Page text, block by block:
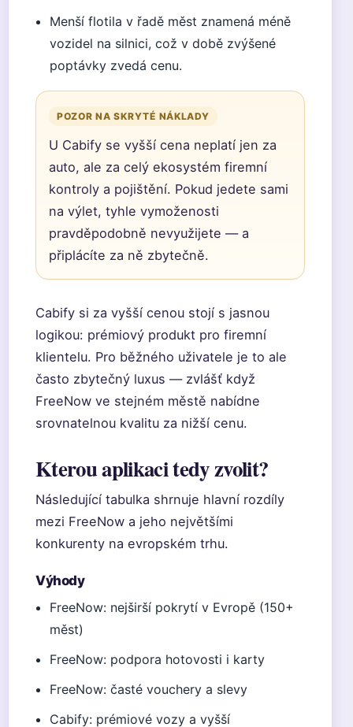
Menší flotila v řadě měst znamená méně
vozidel na silnici, což v době zvýšené
poptávky zvedá cenu.
POZOR NA SKRYTÉ NÁKLADY
U Cabify se vyšší cena neplatí jen za
auto, ale za celý ekosystém firemní
kontroly a pojištění. Pokud jedete sami
na výlet, tyhle vymoženosti
pravděpodobně nevyužijete — a
připlácíte za ně zbytečně.
Cabify si za vyšší cenou stojí s jasnou
logikou: prémiový produkt pro firemní
klientelu. Pro běžného uživatele je to ale
často zbytečný luxus — zvlášť když
FreeNow ve stejném městě nabídne
srovnatelnou kvalitu za nižší cenu.
Kterou aplikaci tedy zvolit?
Následující tabulka shrnuje hlavní rozdíly
mezi FreeNow a jeho největšími
konkurenty na evropském trhu.
Výhody
FreeNow: nejširší pokrytí v Evropě (150+
měst)
FreeNow: podpora hotovosti i karty
FreeNow: časté vouchery a slevy
Cabify: prémiové vozy a vyšší